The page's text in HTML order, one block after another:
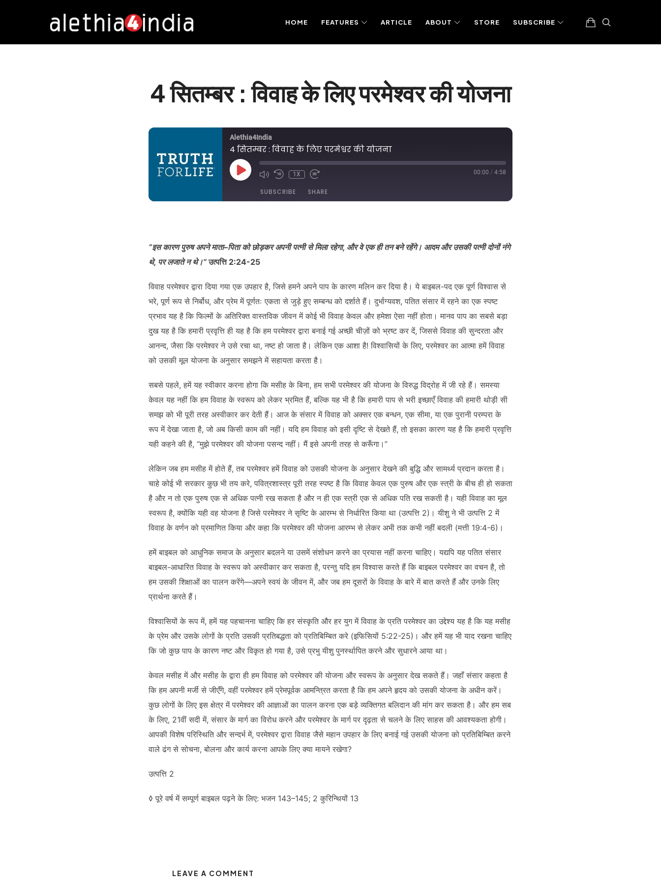
Alethia4India HOME FEATURES ARTICLE ABOUT STORE SUBSCRIBE
4 सितम्बर : विवाह के लिए परमेश्वर की योजना
Alethia4India
4 सितम्बर : विवाह के लिए परमेश्वर की योजना
PLAY
EPISODE
1X 00:00 / 4:58
SUBSCRIBE SHARE
LINK
EMBED
“इस कारण पुरुष अपने माता–पिता को छोड़कर अपनी पत्नी से मिला रहेगा, और वे एक ही तन बने रहेंगे। आदम और उसकी पत्नी दोनों नंगे
थे, पर लजाते न थे।”उत्पत्ति 2:24-25
विवाह परमेश्वर द्वारा दिया गया एक उपहार है, जिसे हमने अपने पाप के कारण मलिन कर दिया है। ये बाइबल-पद एक पूर्ण विश्वास से
भरे, पूर्ण रूप से निर्बोध, और प्रेम में पूर्णतः एकता से जुड़े हुए सम्बन्ध को दर्शाते हैं। दुर्भाग्यवश, पतित संसार में रहने का एक स्पष्ट
प्रभाव यह है कि फिल्मों के अतिरिक्त वास्तविक जीवन में कोई भी विवाह केवल और हमेशा ऐसा नहीं होता। मानव पाप का सबसे बड़ा
दुख यह है कि हमारी प्रवृत्ति ही यह है कि हम परमेश्वर द्वारा बनाई गई अच्छी चीज़ों को भ्रष्ट कर दें, जिससे विवाह की सुन्दरता और
आनन्द, जैसा कि परमेश्वर ने उसे रचा था, नष्ट हो जाता है। लेकिन एक आशा है! विश्वासियों के लिए, परमेश्वर का आत्मा हमें विवाह
को उसकी मूल योजना के अनुसार समझने में सहायता करता है।
सबसे पहले, हमें यह स्वीकार करना होगा कि मसीह के बिना, हम सभी परमेश्वर की योजना के विरुद्ध विद्रोह में जी रहे हैं। समस्या
केवल यह नहीं कि हम विवाह के स्वरूप को लेकर भ्रमित हैं, बल्कि यह भी है कि हमारी पाप से भरी इच्छाएँ विवाह की हमारी थोड़ी सी
समझ को भी पूरी तरह अस्वीकार कर देती हैं। आज के संसार में विवाह को अक्सर एक बन्धन, एक सीमा, या एक पुरानी परम्परा के
रूप में देखा जाता है, जो अब किसी काम की नहीं। यदि हम विवाह को इसी दृष्टि से देखते हैं, तो इसका कारण यह है कि हमारी प्रवृत्ति
यही कहने की है, “मुझे परमेश्वर की योजना पसन्द नहीं। मैं इसे अपनी तरह से करूँगा।”
लेकिन जब हम मसीह में होते हैं, तब परमेश्वर हमें विवाह को उसकी योजना के अनुसार देखने की बुद्धि और सामर्थ्य प्रदान करता है।
चाहे कोई भी सरकार कुछ भी तय करे, पवित्रशास्त्र पूरी तरह स्पष्ट है कि विवाह केवल एक पुरुष और एक स्त्री के बीच ही हो सकता
है और न तो एक पुरुष एक से अधिक पत्नी रख सकता है और न ही एक स्त्री एक से अधिक पति रख सकती है। यही विवाह का मूल
स्वरूप है, क्योंकि यही वह योजना है जिसे परमेश्वर ने सृष्टि के आरम्भ से निर्धारित किया था (उत्पत्ति 2)। यीशु ने भी उत्पत्ति 2 में
विवाह के वर्णन को प्रमाणित किया और कहा कि परमेश्वर की योजना आरम्भ से लेकर अभी तक कभी नहीं बदली (मत्ती 19:4-6)।
हमें बाइबल को आधुनिक समाज के अनुसार बदलने या उसमें संशोधन करने का प्रयास नहीं करना चाहिए। यद्यपि यह पतित संसार
बाइबल-आधारित विवाह के स्वरूप को अस्वीकार कर सकता है, परन्तु यदि हम विश्वास करते हैं कि बाइबल परमेश्वर का वचन है, तो
हम उसकी शिक्षाओं का पालन करेंगे—अपने स्वयं के जीवन में, और जब हम दूसरों के विवाह के बारे में बात करते हैं और उनके लिए
प्रार्थना करते हैं।
विश्वासियों के रूप में, हमें यह पहचानना चाहिए कि हर संस्कृति और हर युग में विवाह के प्रति परमेश्वर का उद्देश्य यह है कि यह मसीह
के प्रेम और उसके लोगों के प्रति उसकी प्रतिबद्धता को प्रतिबिम्बित करे (इफिसियों 5:22-25)। और हमें यह भी याद रखना चाहिए
कि जो कुछ पाप के कारण नष्ट और विकृत हो गया है, उसे प्रभु यीशु पुनर्स्थापित करने और सुधारने आया था।
केवल मसीह में और मसीह के द्वारा ही हम विवाह को परमेश्वर की योजना और स्वरूप के अनुसार देख सकते हैं। जहाँ संसार कहता है
कि हम अपनी मर्जी से जीएँगे, वहीं परमेश्वर हमें प्रेमपूर्वक आमन्त्रित करता है कि हम अपने हृदय को उसकी योजना के अधीन करें।
कुछ लोगों के लिए इस क्षेत्र में परमेश्वर की आज्ञाओं का पालन करना एक बड़े व्यक्तिगत बलिदान की मांग कर सकता है। और हम सब
के लिए, 21वीं सदी में, संसार के मार्ग का विरोध करने और परमेश्वर के मार्ग पर दृढ़ता से चलने के लिए साहस की आवश्यकता होगी।
आपकी विशेष परिस्थिति और सन्दर्भ में, परमेश्वर द्वारा विवाह जैसे महान उपहार के लिए बनाई गई उसकी योजना को प्रतिबिम्बित करने
वाले ढंग से सोचना, बोलना और कार्य करना आपके लिए क्या मायने रखेगा?
उत्पत्ति 2
◊ पूरे वर्ष में सम्पूर्ण बाइबल पढ़ने के लिए: भजन 143–145; 2 कुरिन्थियों 13
LEAVE A COMMENT